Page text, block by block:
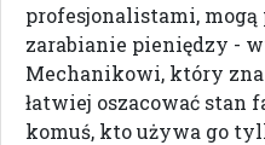
profesjonalistami,
zarabianie pieniędzy -
Mechanikowi, który
łatwiej oszacować stan
komuś, kto używa go